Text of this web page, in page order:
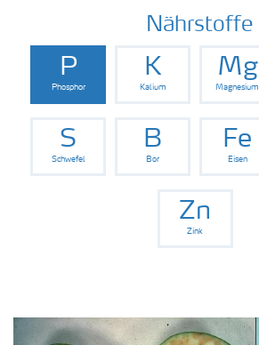
Zukunft anpacken
Düngeranwendung
Nährstoffe
P
Phosphor
K
Kalium
Mg
Magnesium
S
Schwefel
B
Bor
Fe
Eisen
Zn
Zink